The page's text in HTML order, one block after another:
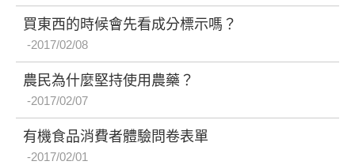
買東西的時候會先看成分標示嗎？
2017/02/08
農民為什麼堅持使用農藥？
2017/02/07
有機食品消費者體驗問卷表單
2017/02/01